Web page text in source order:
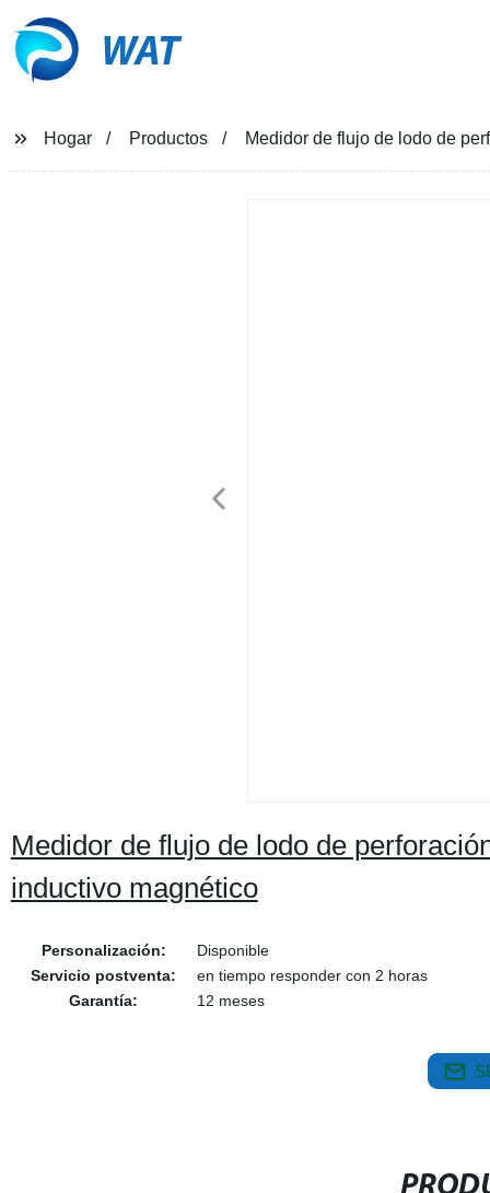
WAT
Hogar Productos Medidor de flujo de lodo de
Medidor de flujo de lodo de
inductivo magnético
Personalización:
Disponible
Servicio postventa:
en tiempo responder con 2 horas
Garantía:
12 meses